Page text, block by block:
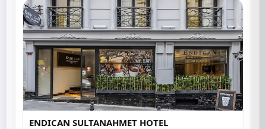
ENDICAN SULTANAHMET HOTEL